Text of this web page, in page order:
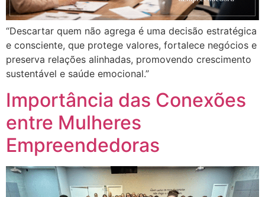
“Descartar quem não agrega é uma decisão estratégica
e consciente, que protege valores, fortalece negócios e
preserva relações alinhadas, promovendo crescimento
sustentável e saúde emocional.”
Importância das Conexões
entre Mulheres
Empreendedoras